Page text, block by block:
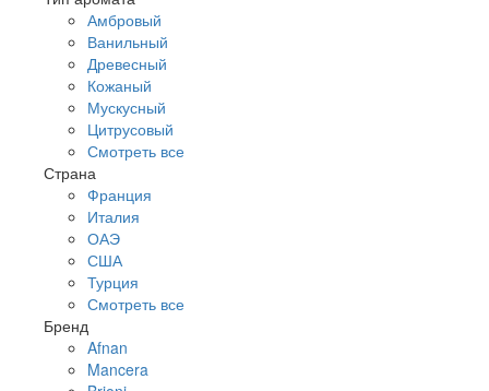
Амбровый
Ванильный
Древесный
Кожаный
Мускусный
Цитрусовый
Смотреть все
Страна
Франция
Италия
ОАЭ
США
Турция
Смотреть все
Бренд
Afnan
Mancera